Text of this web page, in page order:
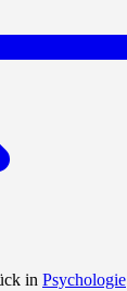
in Psychologie